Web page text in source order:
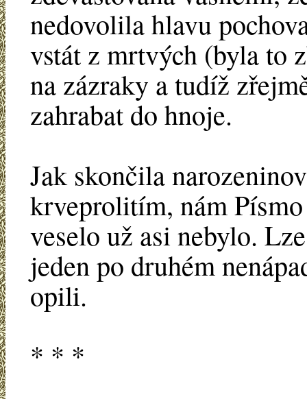
nedovolila hlavu
vstát z mrtvých (byla to
na zázraky a tudíž
zahrabat do hnoje.
Jak skončila
krveprolitím, nám
veselo už asi nebylo.
jeden po druhém
opili.
* * *